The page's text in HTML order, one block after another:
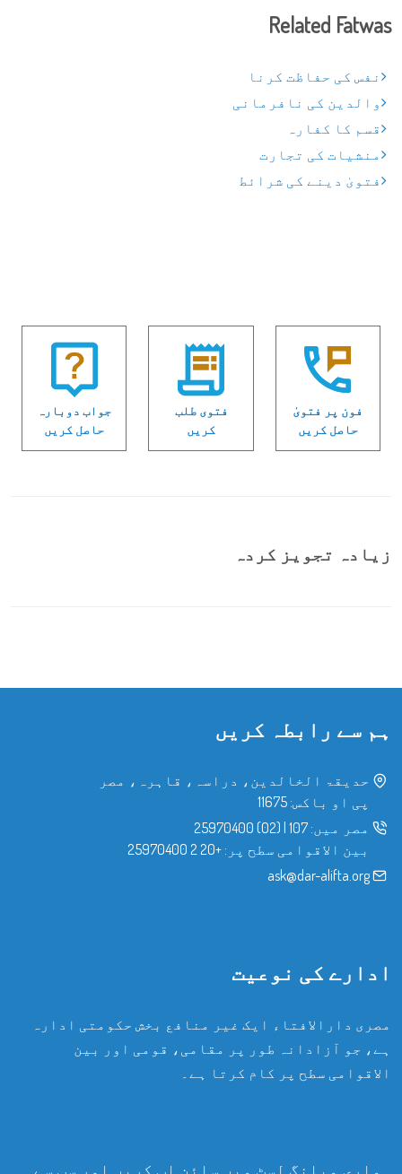
Related Fatwas
نفس کی حفاظت کرنا
والدین کی نافرمانی
قسم کا کفارہ
منشیات کی تجارت
فتویٰ دینے کی شرائط
فون پر فتویٰ
حاصل کریں
فتوی طلب
کریں
جواب دوبارہ
حاصل کریں
زیادہ تجویز کردہ
ہم سے رابطہ کریں
حدیقۃ الخالدین، دراسہ، قاہرہ، مصر
پی او باکس: 11675
مصر میں: 107
|
(02) 25970400
بین الاقوامی سطح پر: +20 2 25970400
ask@dar-alifta.org
ادارے کی نوعیت
مصری دارالافتاء ایک غیر منافع بخش حکومتی ادارہ
ہے، جو آزادانہ طور پر مقامی، قومی اور بین
الاقوامی سطح پر کام کرتا ہے۔
ہماری میلنگ لسٹ میں سائن اپ کریں اور سب سے